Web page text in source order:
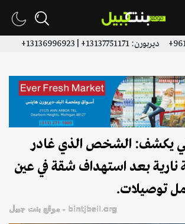
يكشف: الشخص الذي غادر
نارية بعد استهداف شقة في عين
توصيلات.
bintjbeil.org - موقع بنت جبيل